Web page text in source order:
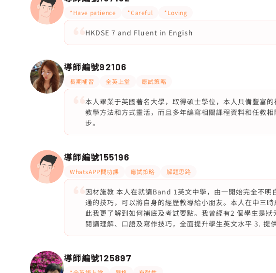
*Have patience *Careful *Loving
HKDSE 7 and Fluent in Engish
導師編號92106
長期補習 全英上堂 應試策略
本人畢業于英國著名大學，取得碩士學位，本人具備豐富
教學方法和方式靈活，而且多年編寫相關課程資料和任教
步。
導師編號155196
WhatsAPP問功課 應試策略 解題思路
因材施教 本人在就讀Band 1英文中學，由一開始完全不
通的技巧，可以將自身的經歷教導給小朋友。本人在中三
此我更了解到如何補底及考試要點。我曾經有2 個學生是
閱讀理解、口語及寫作技巧，全面提升學生英文水平 3. ⁠提
導師編號125897